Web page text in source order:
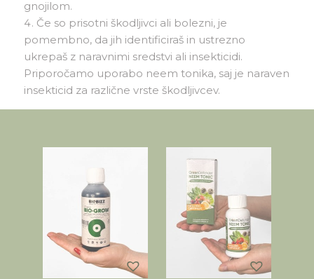
gnojilom.
Če so prisotni škodljivci ali bolezni, je
pomembno, da jih identificiraš in ustrezno
ukrepaš z naravnimi sredstvi ali insekticidi.
Priporočamo uporabo neem tonika, saj je naraven
insekticid za različne vrste škodljivcev.